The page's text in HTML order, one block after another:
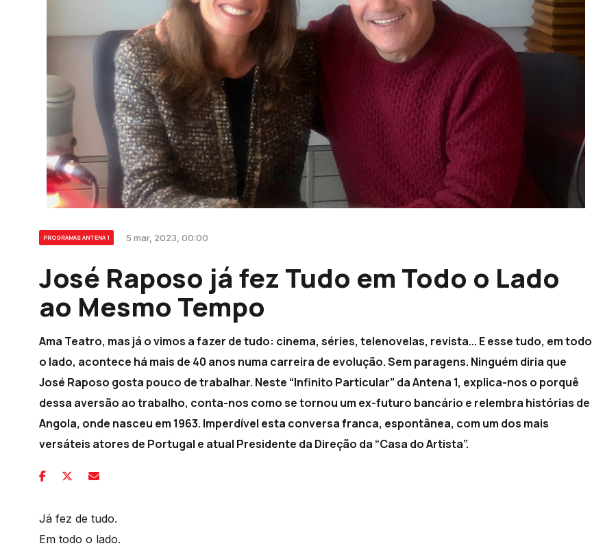
PROGRAMAS ANTENA 1 5 mar, 2023, 00:00
José Raposo já fez Tudo em Todo o Lado
ao Mesmo Tempo
Ama Teatro, mas já o vimos a fazer de tudo: cinema, séries, telenovelas, revista... E esse tudo, em todo
o lado, acontece há mais de 40 anos numa carreira de evolução. Sem paragens. Ninguém diria que
José Raposo gosta pouco de trabalhar. Neste “Infinito Particular” da Antena 1, explica-nos o porquê
dessa aversão ao trabalho, conta-nos como se tornou um ex-futuro bancário e relembra histórias de
Angola, onde nasceu em 1963. Imperdível esta conversa franca, espontânea, com um dos mais
versáteis atores de Portugal e atual Presidente da Direção da “Casa do Artista”.
Já fez de tudo.
Em todo o lado.